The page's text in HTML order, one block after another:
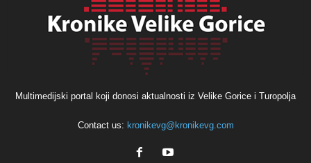
Multimedijski portal koji donosi aktualnosti iz Velike Gorice i Turopolja
Contact us: kronikevg@kronikevg.com